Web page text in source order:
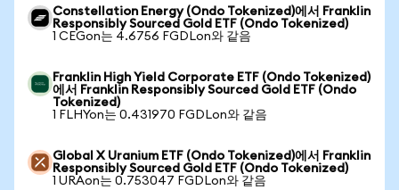
Constellation Energy (Ondo Tokenized)에서 Franklin
Responsibly Sourced Gold ETF (Ondo Tokenized)
1 CEGon는 4.6756 FGDLon와 같음
Franklin High Yield Corporate ETF (Ondo Tokenized)
에서 Franklin Responsibly Sourced Gold ETF (Ondo
Tokenized)
1 FLHYon는 0.431970 FGDLon와 같음
Global X Uranium ETF (Ondo Tokenized)에서 Franklin
Responsibly Sourced Gold ETF (Ondo Tokenized)
1 URAon는 0.753047 FGDLon와 같음